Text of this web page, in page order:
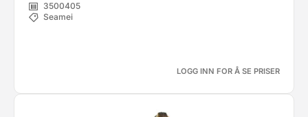
3500405
Seamei
LOGG INN FOR Å SE PRISER